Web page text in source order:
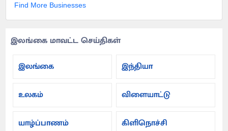
Find More Businesses
இலங்கை மாவட்ட செய்திகள்
இலங்கை
இந்தியா
உலகம் விளையாட்டு
யாழ்ப்பாணம் கிளிநொச்சி